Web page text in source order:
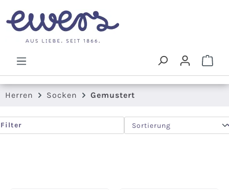
Zum Hauptinhalt springen
Herren Socken Gemustert
Filter